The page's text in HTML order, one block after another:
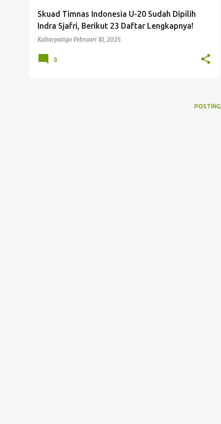
Skuad Timnas Indonesia U-20 Sudah Dipilih
Indra Sjafri, Berikut 23 Daftar Lengkapnya!
Kabarpatigo Februari 10, 2025
0